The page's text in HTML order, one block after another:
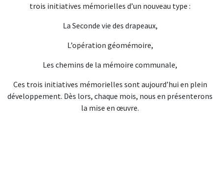
trois initiatives mémorielles d’un nouveau type :
La Seconde vie des drapeaux,
L’opération géomémoire,
Les chemins de la mémoire communale,
Ces trois initiatives mémorielles sont aujourd’hui en plein
développement. Dès lors, chaque mois, nous en présenterons
la mise en œuvre.